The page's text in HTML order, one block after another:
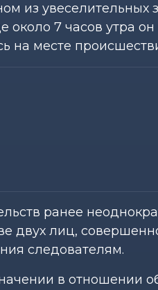
из увеселительных
около 7 часов утра
на месте
ранее
двух лиц,
следователям.
в отношении